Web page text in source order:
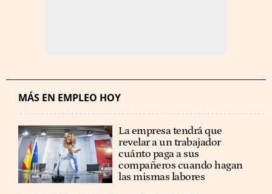
MÁS EN EMPLEO HOY
La empresa tendrá que
revelar a un trabajador
cuánto paga a sus
compañeros cuando hagan
las mismas labores